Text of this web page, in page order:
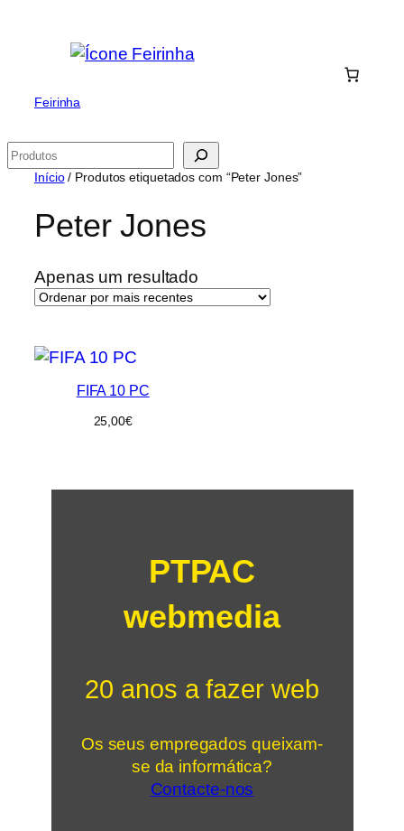
Feirinha
Pesquisar
Início/ Produtos etiquetados com “Peter Jones”
Peter Jones
Apenas um resultado
FIFA 10 PC
25,00€
PTPAC
webmedia
20 anos a fazer web
Os seus empregados queixam-
se da informática?
Contacte-nos